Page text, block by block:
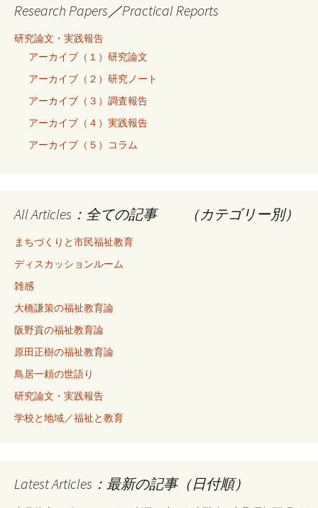
Research Papers／Practical Reports
研究論文・実践報告
アーカイブ（１）研究論文
アーカイブ（２）研究ノート
アーカイブ（３）調査報告
アーカイブ（４）実践報告
アーカイブ（５）コラム
All Articles：全ての記事 （カテゴリー別）
まちづくりと市民福祉教育
ディスカッションルーム
雑感
大橋謙策の福祉教育論
阪野貢の福祉教育論
原田正樹の福祉教育論
鳥居一頼の世語り
研究論文・実践報告
学校と地域／福祉と教育
Latest Articles：最新の記事（日付順）